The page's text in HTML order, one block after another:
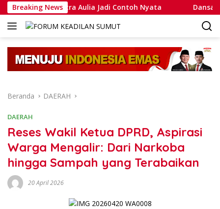
Langsung
ke
konten
Breaking News
Putra Aulia Jadi Contoh Nyata Dansatlat
Beranda DAERAH
DAERAH
Reses Wakil Ketua DPRD, Aspirasi
Warga Mengalir: Dari Narkoba
hingga Sampah yang Terabaikan
20 April 2026